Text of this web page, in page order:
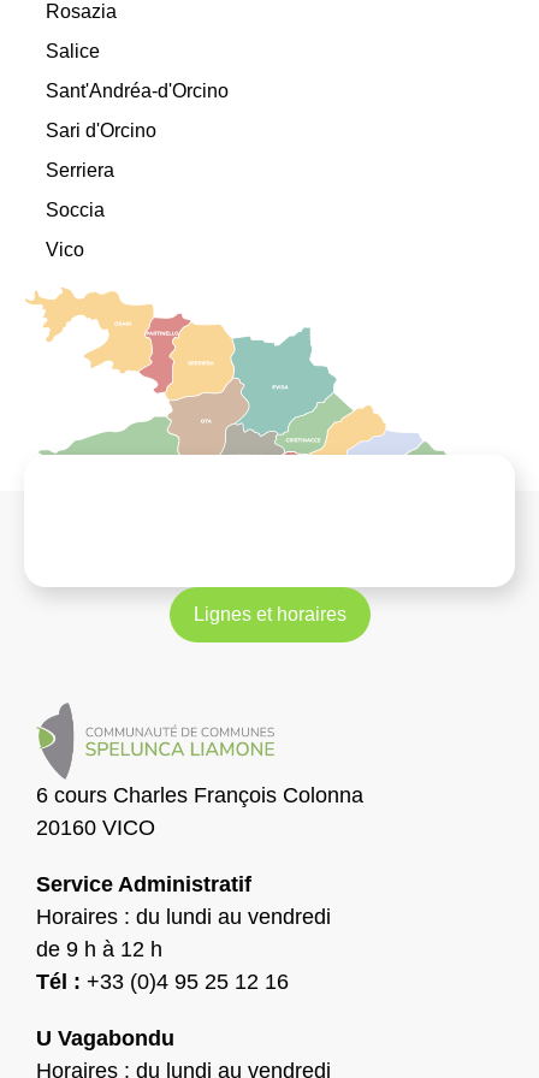
Rosazia
Salice
Sant'Andréa-d'Orcino
Sari d'Orcino
Serriera
Soccia
Vico
Lignes et horaires
6 cours Charles François Colonna
20160 VICO
Service Administratif
Horaires : du lundi au vendredi
de 9 h à 12 h
Tél : +33 (0)4 95 25 12 16
U Vagabondu
Horaires : du lundi au vendredi